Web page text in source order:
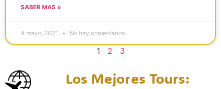
SABER MAS »
4 mayo, 2021 No hay comentarios
1 2 3
Los Mejores Tours: